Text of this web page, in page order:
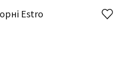
Estro